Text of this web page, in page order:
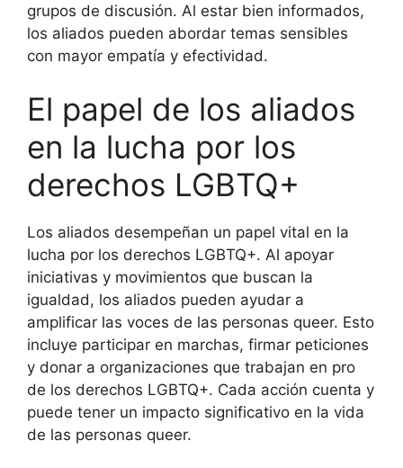
grupos de discusión. Al estar bien informados,
los aliados pueden abordar temas sensibles
con mayor empatía y efectividad.
El papel de los aliados
en la lucha por los
derechos LGBTQ+
Los aliados desempeñan un papel vital en la
lucha por los derechos LGBTQ+. Al apoyar
iniciativas y movimientos que buscan la
igualdad, los aliados pueden ayudar a
amplificar las voces de las personas queer. Esto
incluye participar en marchas, firmar peticiones
y donar a organizaciones que trabajan en pro
de los derechos LGBTQ+. Cada acción cuenta y
puede tener un impacto significativo en la vida
de las personas queer.